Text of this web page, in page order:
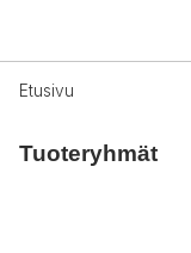
Etusivu
Tuoteryhmät